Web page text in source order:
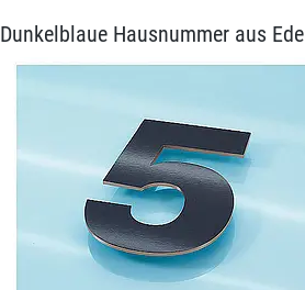
Dunkelblaue Hausnummer aus